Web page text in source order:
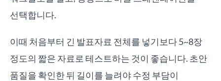
선택합니다.
이때 처음부터 긴 발표자료 전체를 넣기보다 5~8장
정도의 짧은 자료로 테스트하는 것이 좋습니다. 초안
품질을 확인한 뒤 길이를 늘려야 수정 부담이